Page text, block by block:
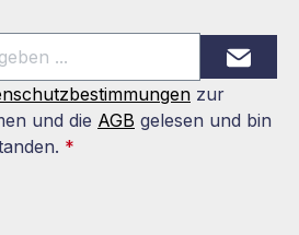
zur
und die AGB gelesen und bin
*